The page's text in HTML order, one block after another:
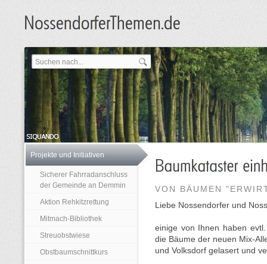
Projekte und Initiativen
Sicherer Fahrradanschluss
der Gemeinde an Demmin
Aktion Rehkitzrettung
Mitmach-Bibliothek
Streuobstwiese
Obstbaumschnittkurs
VON BÄUMEN
Liebe Nossendorfer und
einige von Ihnen haben
die Bäume der neuen Mix-
und Volksdorf gelasert und